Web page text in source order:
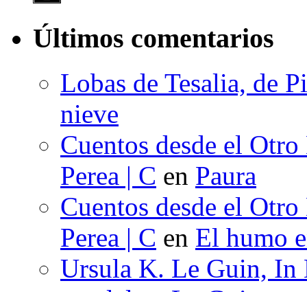
Últimos comentarios
Lobas de Tesalia, de
nieve
Cuentos desde el
Perea | C en Paura
Cuentos desde el
Perea | C en El humo
Ursula K. Le Guin, In